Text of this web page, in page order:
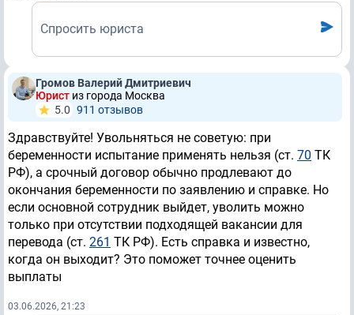
Спросить юриста
Громов Валерий Дмитриевич
Юрист из города Москва
5.0 911 отзывов
Здравствуйте! Увольняться не советую: при
беременности испытание применять нельзя (ст. 70 ТК
РФ), а срочный договор обычно продлевают до
окончания беременности по заявлению и справке. Но
если основной сотрудник выйдет, уволить можно
только при отсутствии подходящей вакансии для
перевода (ст. 261 ТК РФ). Есть справка и известно,
когда он выходит? Это поможет точнее оценить
выплаты
03.06.2026, 21:23